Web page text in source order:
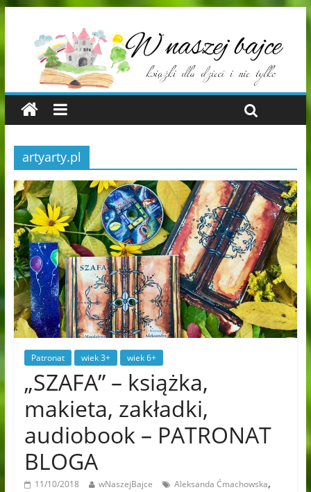
artyarty.pl
Patronat wiek 3+ wiek 6+
„SZAFA” – książka,
makieta, zakładki,
audiobook – PATRONAT
BLOGA
11/10/2018 wNaszejBajce Aleksanda Ćmachowska,